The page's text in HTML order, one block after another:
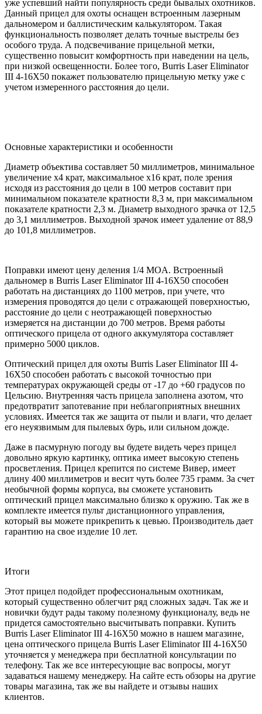
уже успевший найти популярность среди бывалых охотников.
Данный прицел для охоты оснащен встроенным лазерным
дальномером и баллистическим калькулятором. Такая
функциональность позволяет делать точные выстрелы без
особого труда. А подсвечивание прицельной метки,
существенно повысит комфортность при наведении на цель,
при низкой освещенности. Более того, Burris Laser Eliminator
III 4-16X50 покажет пользователю прицельную метку уже с
учетом измеренного расстояния до цели.
Основные характеристики и особенности
Диаметр объектива составляет 50 миллиметров, минимальное
увеличение х4 крат, максимальное х16 крат, поле зрения
исходя из расстояния до цели в 100 метров составит при
минимальном показателе кратности 8,3 м, при максимальном
показателе кратности 2,3 м. Диаметр выходного зрачка от 12,5
до 3,1 миллиметров. Выходной зрачок имеет удаление от 88,9
до 101,8 миллиметров.
Поправки имеют цену деления 1/4 MOA. Встроенный
дальномер в Burris Laser Eliminator III 4-16X50 способен
работать на дистанциях до 1100 метров, при учете, что
измерения проводятся до цели с отражающей поверхностью,
расстояние до цели с неотражающей поверхностью
измеряется на дистанции до 700 метров. Время работы
оптического прицела от одного аккумулятора составляет
примерно 5000 циклов.
Оптический прицел для охоты Burris Laser Eliminator III 4-
16X50 способен работать с высокой точностью при
температурах окружающей среды от -17 до +60 градусов по
Цельсию. Внутренняя часть прицела заполнена азотом, что
предотвратит запотевание при неблагоприятных внешних
условиях. Имеется так же защита от пыли и влаги, что делает
его неуязвимым для пылевых бурь, или сильном дожде.
Даже в пасмурную погоду вы будете видеть через прицел
довольно яркую картинку, оптика имеет высокую степень
просветления. Прицел крепится по системе Вивер, имеет
длину 400 миллиметров и весит чуть более 735 грамм. За счет
необычной формы корпуса, вы сможете установить
оптический прицел максимально близко к оружию. Так же в
комплекте имеется пульт дистанционного управления,
который вы можете прикрепить к цевью. Производитель дает
гарантию на свое изделие 10 лет.
Итоги
Этот прицел подойдет профессиональным охотникам,
который существенно облегчит ряд сложных задач. Так же и
новички будут рады такому полезному функционалу, ведь не
придется самостоятельно высчитывать поправки. Купить
Burris Laser Eliminator III 4-16X50 можно в нашем магазине,
цена оптического прицела Burris Laser Eliminator III 4-16X50
уточняется у менеджера при бесплатной консультации по
телефону. Так же все интересующие вас вопросы, могут
задаваться нашему менеджеру. На сайте есть обзоры на другие
товары магазина, так же вы найдете и отзывы наших
клиентов.